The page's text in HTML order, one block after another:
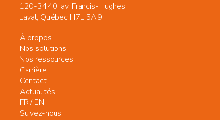
120-3440, av. Francis-Hughes
Laval, Québec H7L 5A9
À propos
Nos solutions
Nos ressources
Carrière
Contact
Actualités
FR/EN
Suivez-nous